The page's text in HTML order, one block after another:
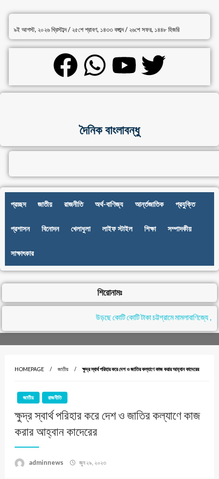
৯ই আগস্ট, ২০২৬ খ্রিস্টাব্দ / ২৫শে শ্রাবণ, ১৪৩৩ বঙ্গাব্দ / ২৬শে সফর, ১৪৪৮ হিজরি
দৈনিক বাংলাবন্ধু
প্রচ্ছদ জাতীয় রাজনীতি অর্থ-বাণিজ্য আর্ন্তজাতিক প্রযুক্তি
প্রশাসন বিনোদন খেলাধুলা লাইফ স্টাইল শিক্ষা সম্পাদকীয়
সাক্ষাৎকার
শিরোনামঃ
উড়ছে কোটি কোটি টাকা চট্টগ্রামে মামলাবাণিজ্যে ,
HOMEPAGE জাতীয় ক্ষুদ্র স্বার্থ পরিহার করে দেশ ও জাতির কল্যাণে কাজ করার আহ্বান কাদেরের
জাতীয় রাজনীতি
ক্ষুদ্র স্বার্থ পরিহার করে দেশ ও জাতির কল্যাণে কাজ
করার আহ্বান কাদেরের
adminnews জুন ২৯, ২০২৩